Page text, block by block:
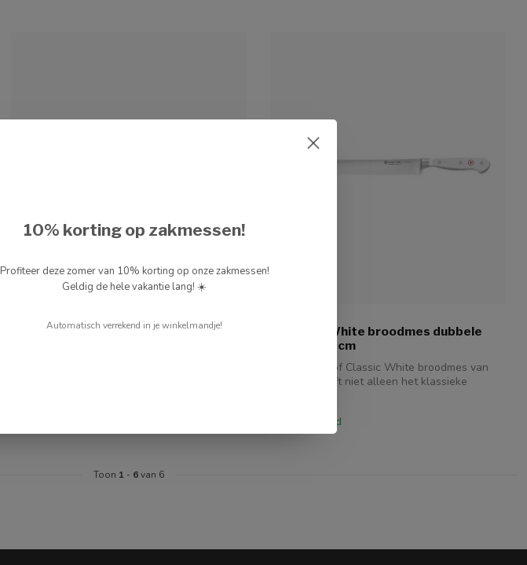
WUSTHOF
Classic White koksmes 20cm
Classic White broodmes dubbele
kartel 23cm
Dit Wüsthof Classic White broodmes van
23 cm heeft niet alleen het klassieke
Op voorraad
Toon 1 - 6van 6
10% korting op zakmessen!
Profiteer deze zomer van 10% korting op onze zakmessen!
Geldig de hele vakantie lang! ☀️
Automatisch verrekend in je winkelmandje!